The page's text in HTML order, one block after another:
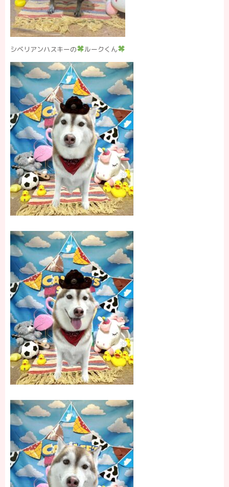
シベリアンハスキーの ルークくん